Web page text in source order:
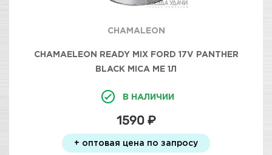
CHAMALEON
CHAMAELEON READY MIX FORD 17V PANTHER
BLACK MICA МЕ 1Л
В НАЛИЧИИ
1590 ₽
+ оптовая цена по запросу